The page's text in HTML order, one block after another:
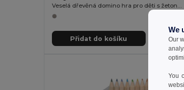
Veselá dřevěná domino hra pro děti s žetony se zvířaty DOMINO
Přidat do košíku
We
Our
You